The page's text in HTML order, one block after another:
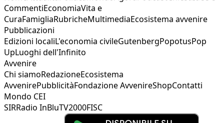
CommentiEconomiaVita e
CuraFamigliaRubricheMultimediaEcosistema avvenire
Pubblicazioni
Edizioni localiL'economia civileGutenbergPopotusPop
UpLuoghi dell'Infinito
Avvenire
Chi siamoRedazioneEcosistema
AvvenirePubblicitàFondazione AvvenireShopContatti
Mondo CEI
SIRRadio InBluTV2000FISC